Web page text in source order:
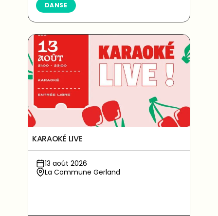
DANSE
KARAOKÉ LIVE
13 août 2026
La Commune Gerland